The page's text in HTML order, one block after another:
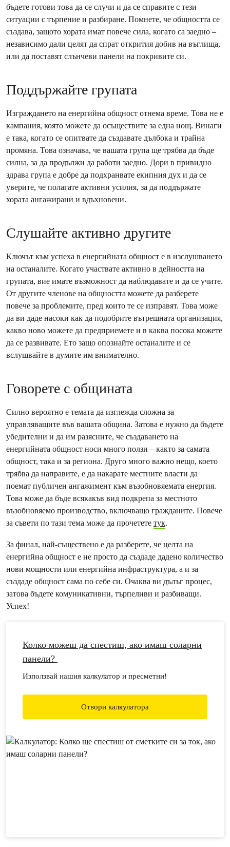
бъдете готови това да се случи и да се справите с тези
ситуации с търпение и разбиране. Помнете, че общността се
създава, защото хората имат повече сила, когато са заедно –
независимо дали целят да спрат открития добив на въглища,
или да поставят слънчеви панели на покривите си.
Поддържайте групата
Изграждането на енергийна общност отнема време. Това не е
кампания, която можете да осъществите за една нощ. Винаги
е така, когато се опитвате да създавате дълбока и трайна
промяна. Това означава, че вашата група ще трябва да бъде
силна, за да продължи да работи заедно. Дори в привидно
здрава група е добре да подхранвате екипния дух и да се
уверите, че полагате активни усилия, за да поддържате
хората ангажирани и вдъхновени.
Слушайте активно другите
Ключът към успеха в енергийната общност е в изслушването
на останалите. Когато участвате активно в дейността на
групата, вие имате възможност да наблюдавате и да се учите.
От другите членове на общността можете да разберете
повече за проблемите, пред които те се изправят. Това може
да ви даде насоки как да подобрите вътрешната организация,
какво ново можете да предприемете и в каква посока можете
да се развивате. Ето защо опознайте останалите и се
вслушвайте в думите им внимателно.
Говорете с общината
Силно вероятно е темата да изглежда сложна за
управляващите във вашата община. Затова е нужно да бъдете
убедителни и да им разясните, че създаването на
енергийната общност носи много ползи – както за самата
общност, така и за региона. Друго много важно нещо, което
трябва да направите, е да накарате местните власти да
поемат публичен ангажимент към възобновяемата енергия.
Това може да бъде всякакъв вид подкрепа за местното
възобновяемо производство, включващо гражданите. Повече
за съвети по тази тема може да прочетете тук.
За финал, най-съществено е да разберете, че целта на
енергийна общност е не просто да създаде дадено количество
нови мощности или енергийна инфраструктура, а и за
създаде общност сама по себе си. Очаква ви дълъг процес,
затова бъдете комуникативни, търпеливи и разбиващи.
Успех!
Колко можеш да спестиш, ако имаш соларни
панели?
Използвай нашия калкулатор и пресметни!
Отвори калкулатора